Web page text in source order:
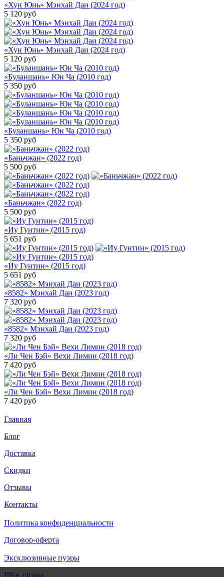
«Хун Юнь» Мэнхай Даи (2024 год)
5 120 руб
«Хун Юнь» Мэнхай Даи (2024 год)
5 120 руб
«Буланшань» Юн Ча (2010 год)
5 350 руб
«Буланшань» Юн Ча (2010 год)
5 350 руб
«Баньчжан» (2022 год)
5 500 руб
«Баньчжан» (2022 год)
5 500 руб
«Иу Гунтин» (2015 год)
5 651 руб
«Иу Гунтин» (2015 год)
5 651 руб
«8582» Мэнхай Даи (2023 год)
7 320 руб
«8582» Мэнхай Даи (2023 год)
7 320 руб
«Ли Чен Бэй» Вехи Лимин (2018 год)
7 420 руб
«Ли Чен Бэй» Вехи Лимин (2018 год)
7 420 руб
Главная
Блог
Доставка
Скидки
Отзывы
Контакты
Политика конфиденциальности
Договор-оферта
Эксклюзивные пуэры
Шен пуэры